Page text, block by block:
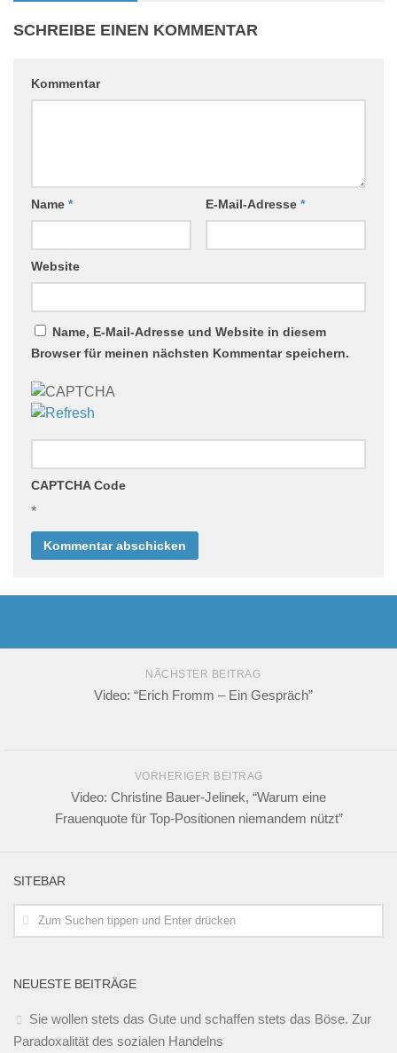
SCHREIBE EINEN KOMMENTAR
Kommentar
Name * E-Mail-Adresse *
Website
Name, E-Mail-Adresse und Website in diesem
Browser für meinen nächsten Kommentar speichern.
CAPTCHA Code
*
NÄCHSTER BEITRAG
Video: “Erich Fromm – Ein Gespräch”
VORHERIGER BEITRAG
Video: Christine Bauer-Jelinek, “Warum eine
Frauenquote für Top-Positionen niemandem nützt”
SITEBAR
NEUESTE BEITRÄGE
Sie wollen stets das Gute und schaffen stets das Böse. Zur
Paradoxalität des sozialen Handelns